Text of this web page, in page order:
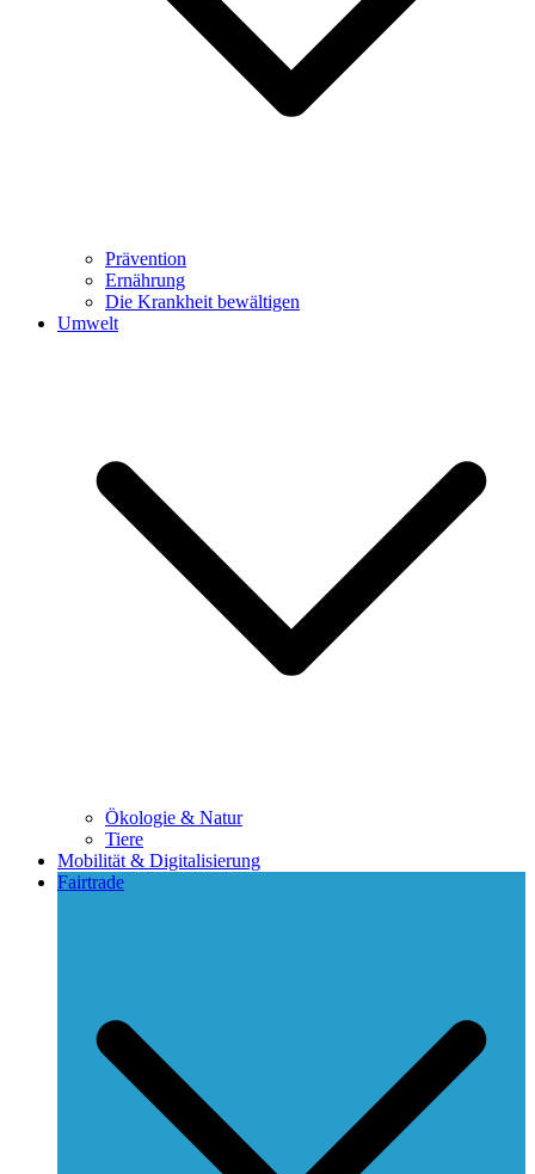
Prävention
Ernährung
Die Krankheit bewältigen
Umwelt
Ökologie & Natur
Tiere
Mobilität & Digitalisierung
Fairtrade